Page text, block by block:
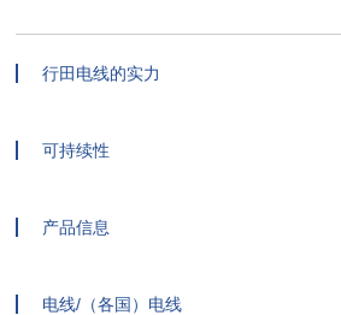
行田电线的实力
可持续性
产品信息
电线/（各国）电线